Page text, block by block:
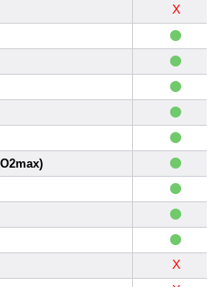
X
•
•
•
•
•
•
•
•
•
X